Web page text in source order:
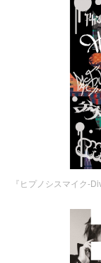
『ヒプノシスマイク-